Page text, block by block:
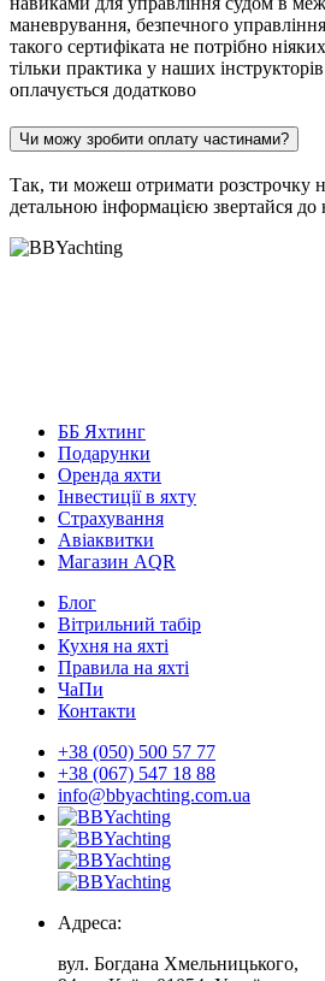
маневрування, безпечного
такого сертифіката не потрібно
тільки практика у наших інструкторів
оплачується додатково
Чи можу зробити оплату частинами?
Так, ти можеш отримати розстрочку
детальною інформацією звертайся
ББ Яхтинг
Подарунки
Оренда яхти
Інвестиції в яхту
Страхування
Авіаквитки
Магазин AQR
Блог
Вітрильний табір
Кухня на яхті
Правила на яхті
ЧаПи
Контакти
+38 (050) 500 57 77
+38 (067) 547 18 88
info@bbyachting.com.ua
Адреса:
вул. Богдана Хмельницького,